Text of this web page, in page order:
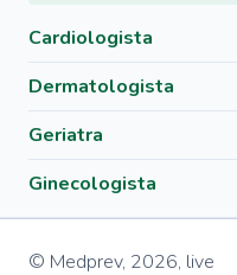
Cardiologista
Dermatologista
Geriatra
Ginecologista
© Medprev, 2026, live